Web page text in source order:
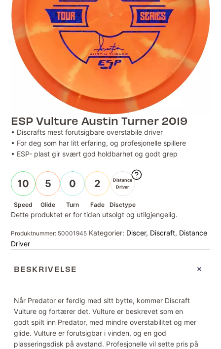
ESP Vulture Austin Turner 2019
• Discrafts mest forutsigbare overstabile driver
• For deg som har litt erfaring, og profesjonelle spillere
• ESP- plast gir svært god holdbarhet og godt grep
10
Speed
5
Glide
0
Turn
2
Fade
Distance
Driver
Disctype
Dette produktet er for tiden utsolgt og utilgjengelig.
Produktnummer: 50001945 Kategorier: Discer, Discraft, Distance
Driver
BESKRIVELSE
Når Predator er ferdig med sitt bytte, kommer Discraft
Vulture og fortærer det. Vulture er beskrevet som en
godt spilt inn Predator, med mindre overstabilitet og mer
glide. Vulture er forutsigbar i vinden, og en god
plasseringsdisk på avstand. Profesjonelle vil sette pris på